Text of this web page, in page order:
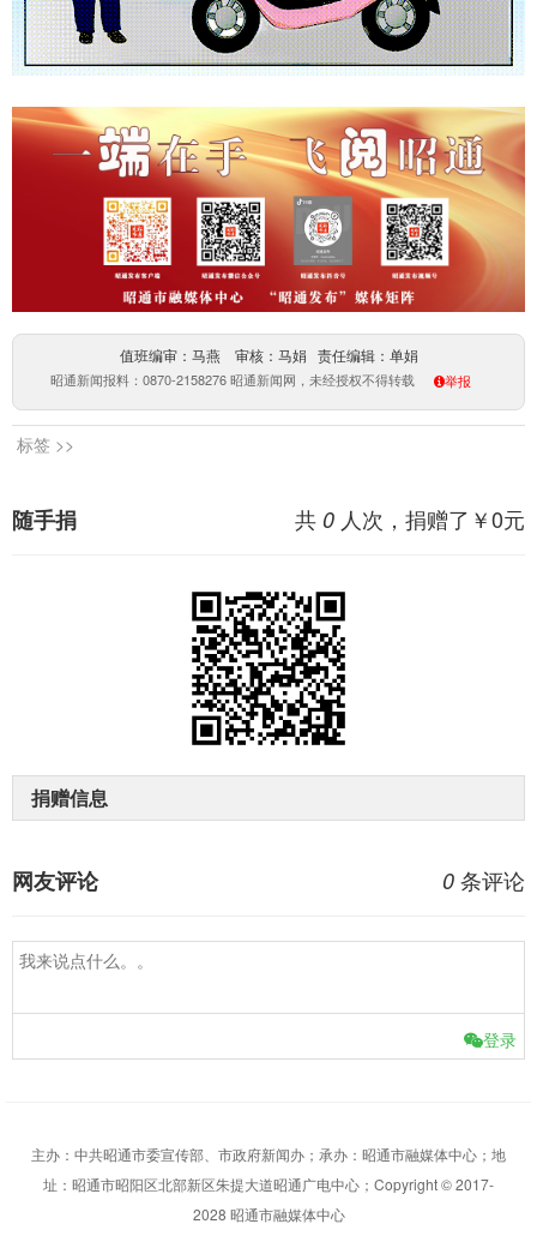
值班编审：马燕 审核：马娟 责任编辑：单娟
昭通新闻报料：0870-2158276 昭通新闻网，未经授权不得转载 举报
标签 >>
共 0 人次，捐赠了￥0元
随手捐
捐赠信息
0 条评论
网友评论
登录
主办：中共昭通市委宣传部、市政府新闻办；承办：昭通市融媒体中心；地
址：昭通市昭阳区北部新区朱提大道昭通广电中心；Copyright © 2017-
2028 昭通市融媒体中心